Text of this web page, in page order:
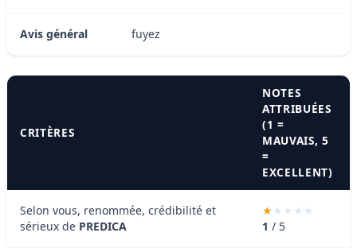
Avis général fuyez
CRITÈRES
NOTES
ATTRIBUÉES
(1 =
MAUVAIS, 5
=
EXCELLENT)
Selon vous, renommée, crédibilité et
sérieux de PREDICA 1 / 5